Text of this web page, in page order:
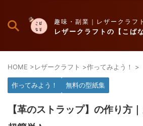
趣味・副業｜レザークラフ
レザークラフトの【こば
HOME >レザークラフト >作ってみよう！ >
作ってみよう！ 無料の型紙集
【革のストラップ】の作り方